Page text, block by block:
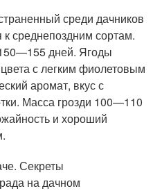
среди дачников
к среднепоздним сортам.
дней. Ягоды
с легким фиолетовым
аромат, вкус с
Масса грозди 100—110
и хороший